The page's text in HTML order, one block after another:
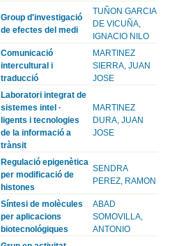
Group d'investigació
de efectes del medi
TUÑON GARCIA
DE VICUÑA,
IGNACIO NILO
Comunicació
intercultural i
traducció
MARTINEZ
SIERRA, JUAN
JOSE
Laboratori integrat de
sistemes intel ·
ligents i tecnologies
de la informació a
trànsit
MARTINEZ
DURA, JUAN
JOSE
Regulació epigenètica
per modificació de
histones
SENDRA
PEREZ, RAMON
Síntesi de molècules
per aplicacions
biotecnológiques
ABAD
SOMOVILLA,
ANTONIO